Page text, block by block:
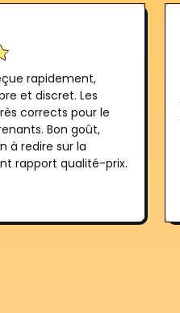
rapidement,
et discret. Les
corrects pour le
Bon goût,
à redire sur la
rapport qualité-prix.